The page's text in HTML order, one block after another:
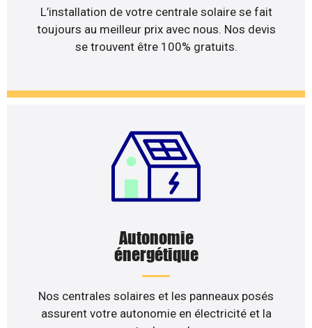
L’installation de votre centrale solaire se fait
toujours au meilleur prix avec nous. Nos devis
se trouvent être 100% gratuits.
Autonomie
énergétique
Nos centrales solaires et les panneaux posés
assurent votre autonomie en électricité et la